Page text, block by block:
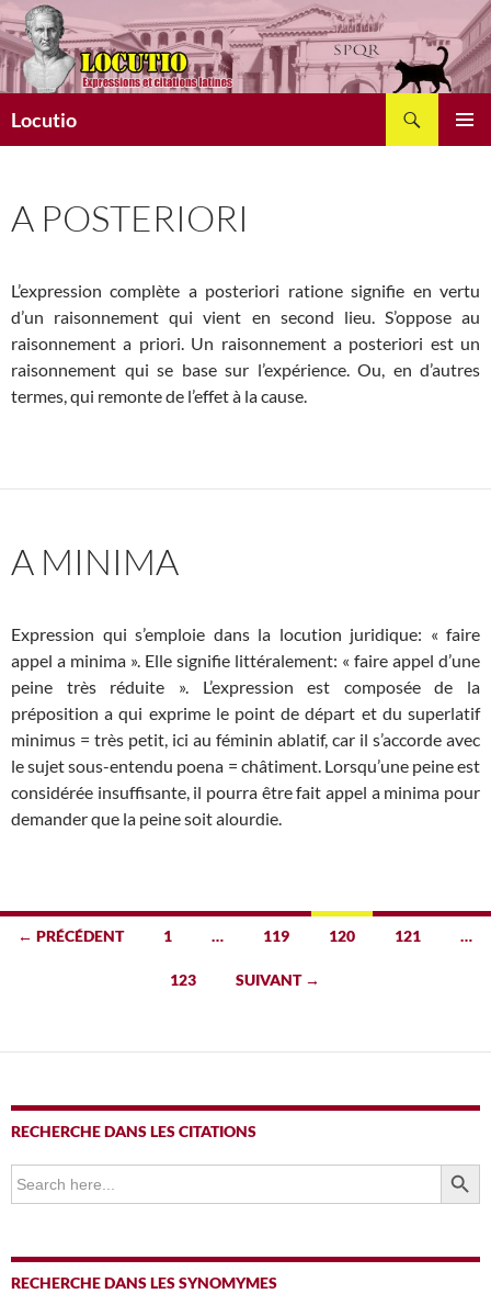
Aller
au
contenu
Locutio
A POSTERIORI
L’expression complète a posteriori ratione signifie en vertu
d’un raisonnement qui vient en second lieu. S’oppose au
raisonnement a priori. Un raisonnement a posteriori est un
raisonnement qui se base sur l’expérience. Ou, en d’autres
termes, qui remonte de l’effet à la cause.
A MINIMA
Expression qui s’emploie dans la locution juridique: « faire
appel a minima ». Elle signifie littéralement: « faire appel d’une
peine très réduite ». L’expression est composée de la
préposition a qui exprime le point de départ et du superlatif
minimus = très petit, ici au féminin ablatif, car il s’accorde avec
le sujet sous-entendu poena = châtiment. Lorsqu’une peine est
considérée insuffisante, il pourra être fait appel a minima pour
demander que la peine soit alourdie.
Navigation
← PRÉCÉDENT 1 … 119 120 121 …
123 SUIVANT →
RECHERCHE DANS LES CITATIONS
Search
for:
SEARCH
RECHERCHE DANS LES SYNOMYMES